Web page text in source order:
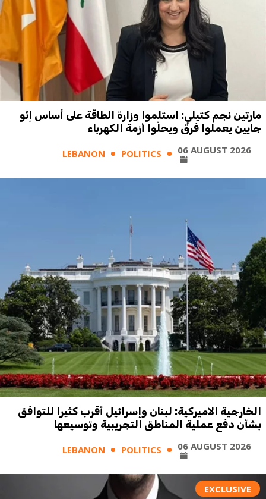
مارتين نجم كتيلي: استلموا وزارة الطاقة على أساس إنّو
جايين يعملوا فرق ويحلّوا أزمة الكهرباء
LEBANON POLITICS 06 AUGUST 2026
الخارجية الاميركية: لبنان وإسرائيل أقرب كثيرا للتوافق
بشأن دفع عملية المناطق التجريبية وتوسيعها
LEBANON POLITICS 06 AUGUST 2026
EXCLUSIVE